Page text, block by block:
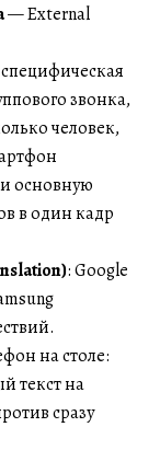
— External
звонка,
человек,
основную
в один кадр
: Google
на столе:
текст на
сразу